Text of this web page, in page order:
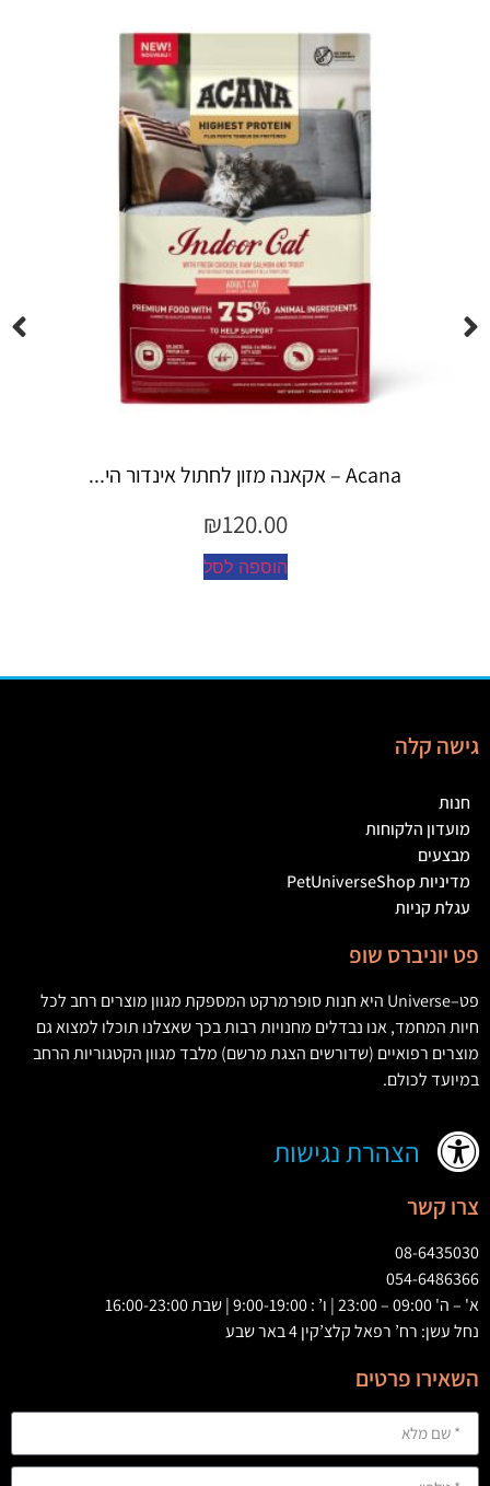
גישה קלה
חנות
מועדון הלקוחות
מבצעים
מדיניות PetUniverseShop
עגלת קניות
פט יוניברס שופ
פט–
Universe היא חנות סופרמרקט המספקת מגוון מוצרים רחב לכל
חיות המחמד,אנו נבדלים מחנויות רבות בכך שאצלנו תוכלו למצוא גם
מוצרים רפואיים (שדורשים הצגת מרשם) מלבד מגוון הקטגוריות הרחב
במיועד לכולם.
הצהרת נגישות
צרו קשר
08-6435030
054-6486366
א' – ה' 09:00 – 23:00 | ו’ : 9:00-19:00 | שבת 16:00-23:00
נחל עשן: רח’ רפאל קלצ’קין 4 באר שבע
השאירו פרטים